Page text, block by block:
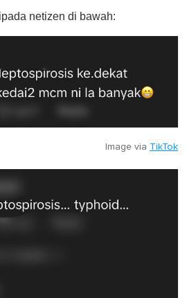
netizen di bawah:
Image via TikTok